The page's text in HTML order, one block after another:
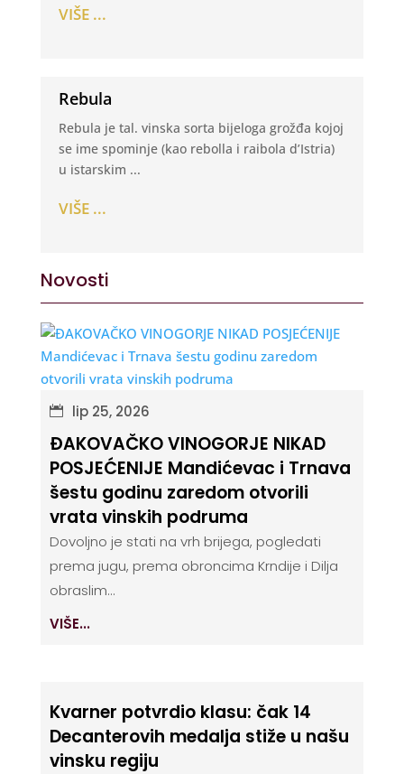
VIŠE ...
Rebula
Rebula je tal. vinska sorta bijeloga grožđa kojoj
se ime spominje (kao rebolla i raibola d’Istria)
u istarskim ...
VIŠE ...
Novosti
lip 25, 2026
ĐAKOVAČKO VINOGORJE NIKAD
POSJEĆENIJE Mandićevac i Trnava
šestu godinu zaredom otvorili
vrata vinskih podruma
Dovoljno je stati na vrh brijega, pogledati
prema jugu, prema obroncima Krndije i Dilja
obraslim...
VIŠE...
Kvarner potvrdio klasu: čak 14
Decanterovih medalja stiže u našu
vinsku regiju